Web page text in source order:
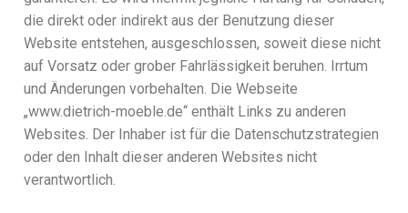
die direkt oder indirekt aus der Benutzung dieser
Website entstehen, ausgeschlossen, soweit diese nicht
auf Vorsatz oder grober Fahrlässigkeit beruhen. Irrtum
und Änderungen vorbehalten. Die Webseite
„www.dietrich-moeble.de“ enthält Links zu anderen
Websites. Der Inhaber ist für die Datenschutzstrategien
oder den Inhalt dieser anderen Websites nicht
verantwortlich.